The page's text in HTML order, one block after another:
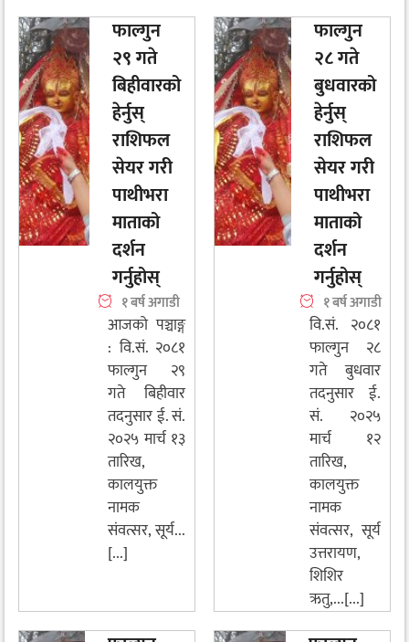
फाल्गुन
२९ गते
बिहीवारको
हेर्नुस्
राशिफल
सेयर गरी
पाथीभरा
माताको
दर्शन
गर्नुहोस्
१ बर्ष अगाडी
आजको पञ्चाङ्ग
: वि.सं. २०८१
फाल्गुन २९
गते बिहीवार
तदनुसार ई. सं.
२०२५ मार्च १३
तारिख,
कालयुक्त
नामक
संवत्सर, सूर्य...
[...]
फाल्गुन
२८ गते
बुधवारको
हेर्नुस्
राशिफल
सेयर गरी
पाथीभरा
माताको
दर्शन
गर्नुहोस्
१ बर्ष अगाडी
वि.सं. २०८१
फाल्गुन २८
गते बुधवार
तदनुसार ई.
सं. २०२५
मार्च १२
तारिख,
कालयुक्त
नामक
संवत्सर, सूर्य
उत्तरायण,
शिशिर
ऋतु,...[...]